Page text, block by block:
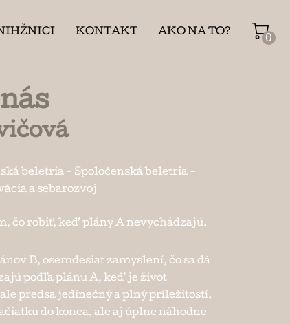
KONTAKT AKO NA TO?
0
beletria - Spoločenská beletria -
a sebarozvoj
čo robiť, keď plány A nevychádzajú.
B, osemdesiat zamyslení, čo sa dá
podľa plánu A, keď je život
predsa jedinečný a plný príležitostí.
do konca, ale aj úplne náhodne